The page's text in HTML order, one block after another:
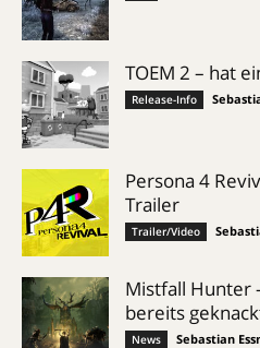
TOEM 2 – hat
Release-Info
Persona 4
Trailer
Trailer/Video
Mistfall Hunter
bereits
News Sebastian